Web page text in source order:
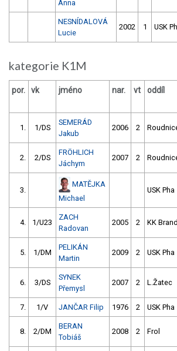
Anna
NESNÍDALOVÁ
Lucie
2002 1 USK
kategorie K1M
por. vk jméno nar. vt oddíl
1. 1/DS
SEMERÁD
Jakub
2006 2
2. 2/DS
FRÖHLICH
Jáchym
2007 2
3.
MATĚJKA
Michael
USK Pha
4. 1/U23
ZACH
Radovan
2005 2 KK Brand
5. 1/DM
PELIKÁN
Martin
2009 2 USK Pha
6. 3/DS
SYNEK
Přemysl
2007 2 L.Žatec
7. 1/V JANČAR Filip 1976 2 USK Pha
8. 2/DM
BERAN
Tobiáš
2008 2 Frol